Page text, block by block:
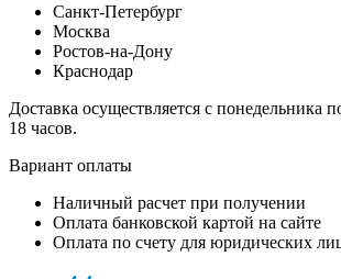
Санкт-Петербург
Москва
Ростов-на-Дону
Краснодар
Доставка осуществляется с понедельника
18 часов.
Вариант оплаты
Наличный расчет при получении
Оплата банковской картой на сайте
Оплата по счету для юридических